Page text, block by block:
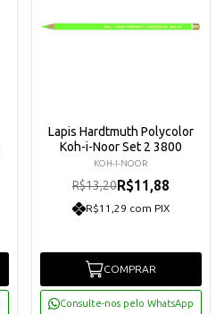
Lapis Hardtmuth Polycolor
Koh-i-Noor Set 2 3800
KOH-I-NOOR
R$13,20R$11,88
R$11,29 com PIX
COMPRAR
Consulte-nos pelo WhatsApp